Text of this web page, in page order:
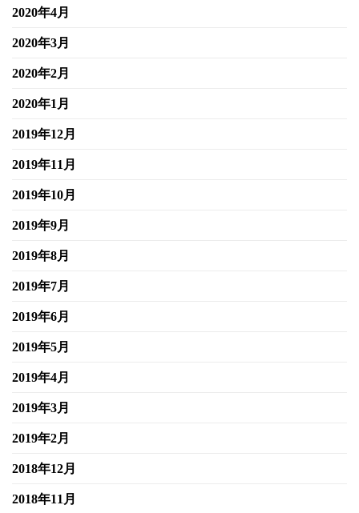
2020年4月
2020年3月
2020年2月
2020年1月
2019年12月
2019年11月
2019年10月
2019年9月
2019年8月
2019年7月
2019年6月
2019年5月
2019年4月
2019年3月
2019年2月
2018年12月
2018年11月